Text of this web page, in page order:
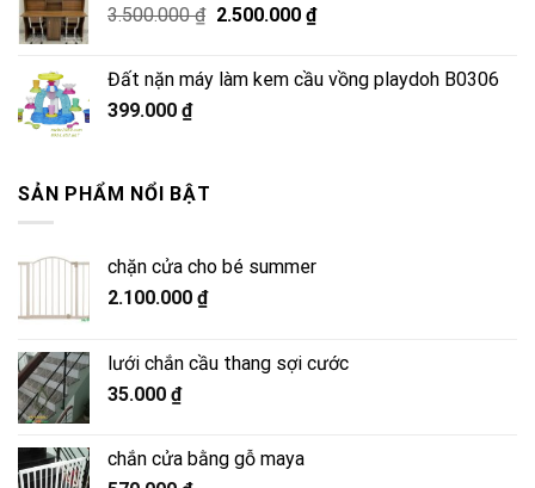
3.500.000₫ Giá
3.500.000 ₫.
2.500.000 ₫Giá
là:
Đất nặn máy làm kem cầu vồng playdoh B0306
399.000 ₫
SẢN PHẨM NỔI BẬT
chặn cửa cho bé summer
2.100.000 ₫
lưới chắn cầu thang sợi cước
35.000 ₫
chắn cửa bằng gỗ maya